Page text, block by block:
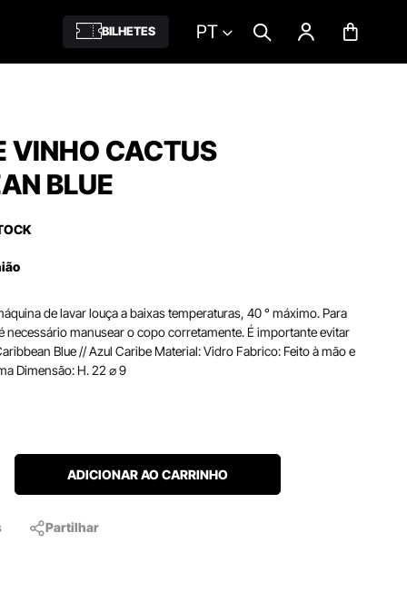
BILHETES PT
VINHO CACTUS
BLUE
de lavar louça a baixas temperaturas, 40 ° máximo. Para
necessário manusear o copo corretamente. É importante evitar
Blue // Azul Caribe Material: Vidro Fabrico: Feito à mão e
Dimensão: H. 22 ⌀ 9
ADICIONAR AO CARRINHO
Partilhar